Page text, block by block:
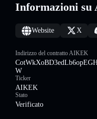
Informazioni
Website X
Indirizzo del contratto AIKEK
W
Ticker
AIKEK
Stato
Verificato